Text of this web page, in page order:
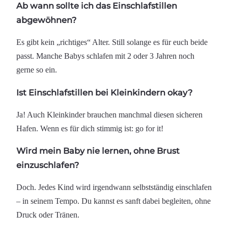
Ab wann sollte ich das Einschlafstillen
abgewöhnen?
Es gibt kein „richtiges“ Alter. Still solange es für euch beide
passt. Manche Babys schlafen mit 2 oder 3 Jahren noch
gerne so ein.
Ist Einschlafstillen bei Kleinkindern okay?
Ja! Auch Kleinkinder brauchen manchmal diesen sicheren
Hafen. Wenn es für dich stimmig ist: go for it!
Wird mein Baby nie lernen, ohne Brust
einzuschlafen?
Doch. Jedes Kind wird irgendwann selbstständig einschlafen
– in seinem Tempo. Du kannst es sanft dabei begleiten, ohne
Druck oder Tränen.